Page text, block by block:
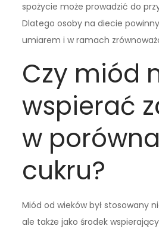
spożycie może prowadzić do
Dlatego osoby na diecie
umiarem i w ramach
Czy miód
wspierać
w
cukru?
Miód od wieków był stosowany
ale także jako środek